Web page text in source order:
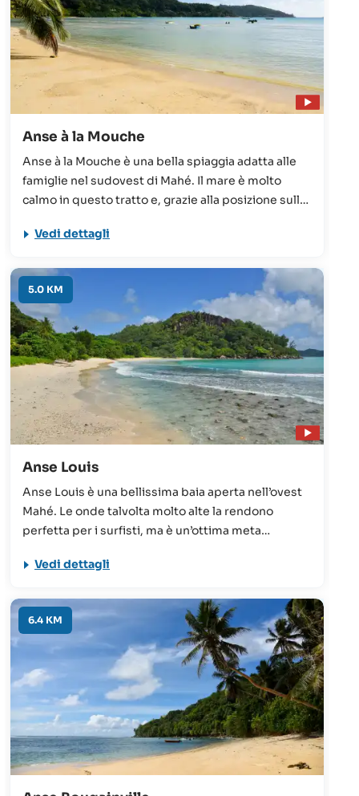
Anse à la Mouche
Anse à la Mouche è una bella spiaggia adatta alle
famiglie nel sudovest di Mahé. Il mare è molto
calmo in questo tratto e, grazie alla posizione sulla
tramonti meravigliosi.
Vedi dettagli
5.0 KM
Anse Louis
Anse Louis è una bellissima baia aperta nell’ovest
Mahé. Le onde talvolta molto alte la rendono
perfetta per i surfisti, ma è un’ottima meta
grazie ai buoni collegamenti (strada e fermata
Vedi dettagli
6.4 KM